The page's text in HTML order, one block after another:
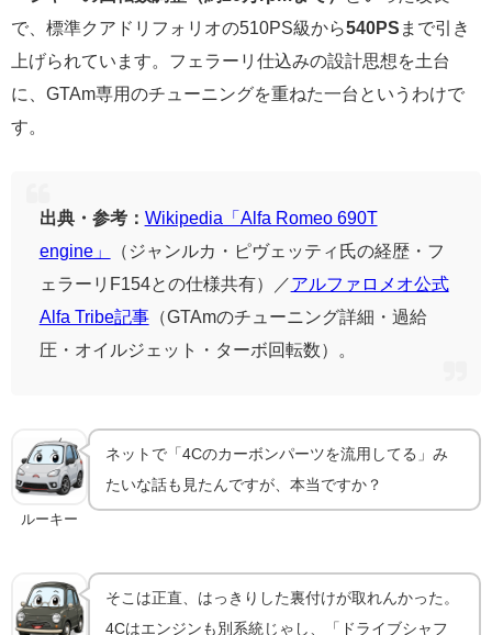
で、標準クアドリフォリオの510PS級から540PS まで引き
上げられています。フェラーリ仕込みの設計思想を土台
に、GTAm専用のチューニングを重ねた一台というわけで
す。
出典・参考： Wikipedia「Alfa Romeo 690T
engine」
（ジャンルカ・ピヴェッティ氏の経歴・フ
ェラーリF154との仕様共有）／アルファロメオ公式
Alfa Tribe記事（GTAmのチューニング詳細・過給
圧・オイルジェット・ターボ回転数）。
ルーキー
ネットで「4Cのカーボンパーツを流用してる」み
たいな話も見たんですが、本当ですか？
そこは正直、はっきりした裏付けが取れんかった。
4Cはエンジンも別系統じゃし、「ドライブシャフ